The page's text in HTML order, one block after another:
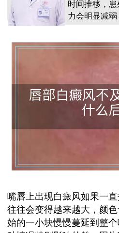
时间推移，
力会明显减
周毛发脱色变
心理负担，
此发现唇部
避免病情进
嘴唇上出现白癜风如果一
往往会变得越来越大，颜
始的一小块慢慢蔓延到整